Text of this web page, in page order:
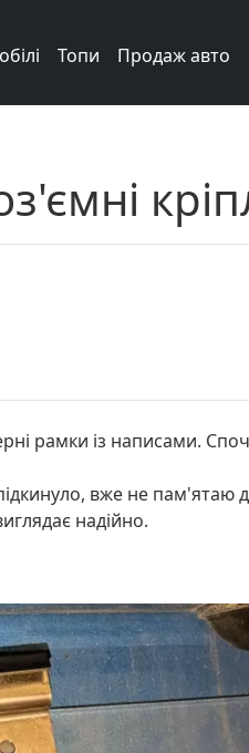
Топи Продаж авто
рамки із написами.
вже не пам'ятаю
надійно.